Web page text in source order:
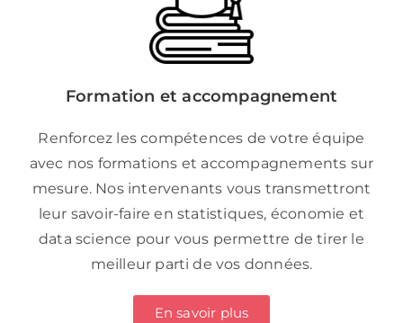
Formation et accompagnement
Renforcez les compétences de votre équipe
avec nos formations et accompagnements sur
mesure. Nos intervenants vous transmettront
leur savoir-faire en statistiques, économie et
data science pour vous permettre de tirer le
meilleur parti de vos données.
En savoir plus